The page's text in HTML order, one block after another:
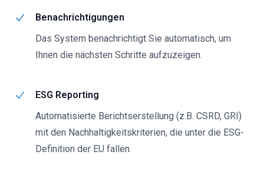
Benachrichtigungen
Das System benachrichtigt Sie automatisch, um
Ihnen die nächsten Schritte aufzuzeigen.
ESG Reporting
Automatisierte Berichtserstellung (z.B. CSRD, GRI)
mit den Nachhaltigkeitskriterien, die unter die ESG-
Definition der EU fallen.